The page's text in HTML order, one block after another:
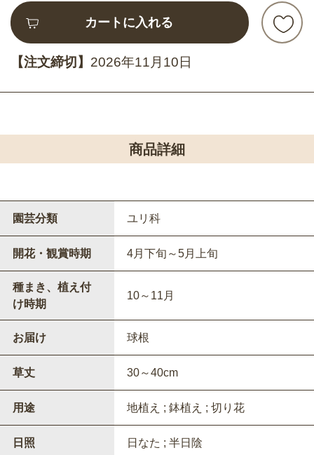
カートに入れる
【注文締切】 2026年11月10日
商品詳細
園芸分類 ユリ科
開花・観賞時期 4月下旬～5月上旬
種まき、植え付
け時期
10～11月
お届け 球根
草丈 30～40cm
用途 地植え ; 鉢植え ; 切り花
日照 日なた ; 半日陰